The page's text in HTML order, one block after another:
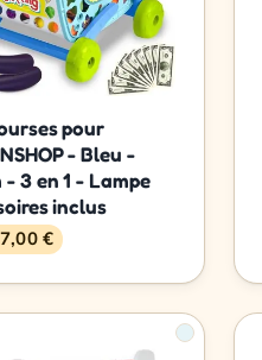
pour
- Bleu -
- 3 en 1 - Lampe
inclus
€